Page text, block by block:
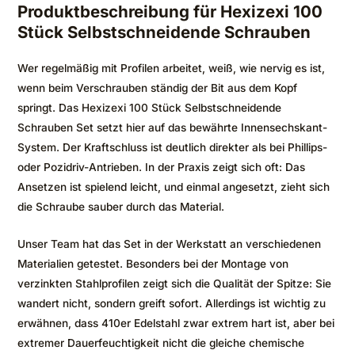
Produktbeschreibung für Hexizexi 100
Stück Selbstschneidende Schrauben
Wer regelmäßig mit Profilen arbeitet, weiß, wie nervig es ist,
wenn beim Verschrauben ständig der Bit aus dem Kopf
springt. Das Hexizexi 100 Stück Selbstschneidende
Schrauben Set setzt hier auf das bewährte Innensechskant-
System. Der Kraftschluss ist deutlich direkter als bei Phillips-
oder Pozidriv-Antrieben. In der Praxis zeigt sich oft: Das
Ansetzen ist spielend leicht, und einmal angesetzt, zieht sich
die Schraube sauber durch das Material.
Unser Team hat das Set in der Werkstatt an verschiedenen
Materialien getestet. Besonders bei der Montage von
verzinkten Stahlprofilen zeigt sich die Qualität der Spitze: Sie
wandert nicht, sondern greift sofort. Allerdings ist wichtig zu
erwähnen, dass 410er Edelstahl zwar extrem hart ist, aber bei
extremer Dauerfeuchtigkeit nicht die gleiche chemische